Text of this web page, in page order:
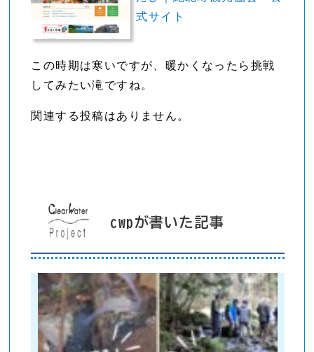
式サイト
この時期は寒いですが、暖かくなったら挑戦
してみたい滝ですね。
関連する投稿はありません。
cwpが書いた記事